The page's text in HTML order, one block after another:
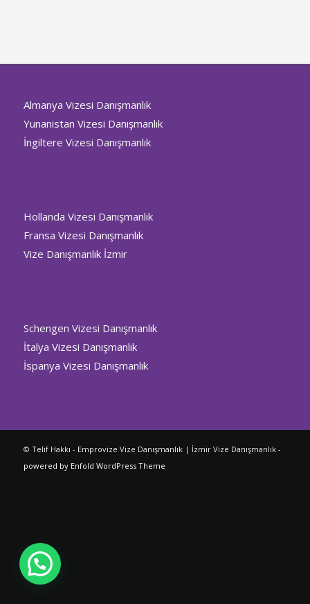
Almanya Vizesi Danışmanlık
Yunanistan Vizesi Danışmanlık
İngiltere Vizesi Danışmanlık
Hollanda Vizesi Danışmanlık
Fransa Vizesi Danışmanlık
Vize Danışmanlık İzmir
Schengen Vizesi Danışmanlık
İtalya Vizesi Danışmanlık
İspanya Vizesi Danışmanlık
© Telif Hakkı - Emprovize Vize Danışmanlık | İzmir Vize Danışmanlık -
powered by Enfold WordPress Theme